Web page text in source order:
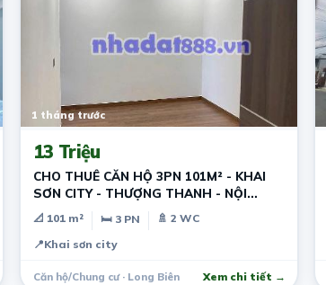
1 tháng trước
13 Triệu
CHO THUÊ CĂN HỘ 3PN 101M² - KHAI
SƠN CITY - THƯỢNG THANH - NỘI
THẤT CƠ BẢN
📐 101 m² 🛏 3 PN
🚿 2 WC
📍Khai sơn city
Căn hộ/Chung cư · Long Biên Xem chi tiết →